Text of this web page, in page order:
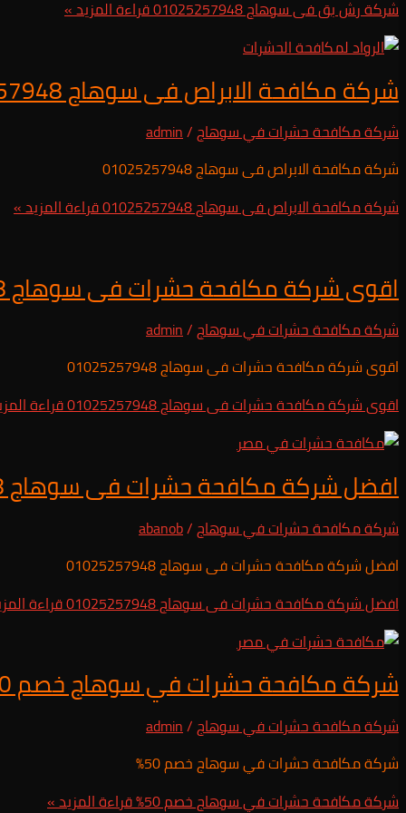
شركة رش بق فى سوهاج 01025257948 قراءة المزيد »
شركة مكافحة الابراص فى سوهاج 01025257948
شركة مكافحة حشرات في سوهاج/
admin
شركة مكافحة الابراص فى سوهاج 01025257948
شركة مكافحة الابراص فى سوهاج 01025257948
قراءة المزيد »
اقوى شركة مكافحة حشرات فى سوهاج 01025257948
شركة مكافحة حشرات في سوهاج/
admin
اقوى شركة مكافحة حشرات فى سوهاج 01025257948
اقوى شركة مكافحة حشرات فى سوهاج 01025257948
قراءة
افضل شركة مكافحة حشرات فى سوهاج 01025257948
شركة مكافحة حشرات في سوهاج/
abanob
افضل شركة مكافحة حشرات فى سوهاج 01025257948
افضل شركة مكافحة حشرات فى سوهاج 01025257948
قراءة
شركة مكافحة حشرات في سوهاج خصم 50%
شركة مكافحة حشرات في سوهاج/
admin
شركة مكافحة حشرات في سوهاج خصم 50%
شركة مكافحة حشرات في سوهاج خصم 50%
قراءة المزيد »